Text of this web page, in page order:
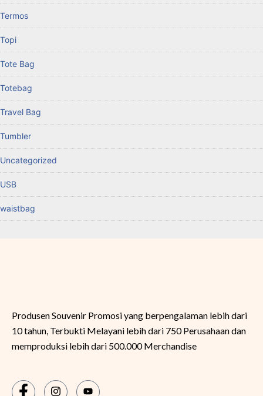
Termos
Topi
Tote Bag
Totebag
Travel Bag
Tumbler
Uncategorized
USB
waistbag
Produsen Souvenir Promosi yang berpengalaman lebih dari
10 tahun, Terbukti Melayani lebih dari 750 Perusahaan dan
memproduksi lebih dari 500.000 Merchandise